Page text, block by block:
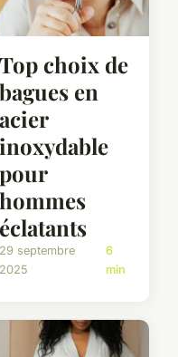
Top choix de
bagues en
acier
inoxydable
pour
hommes
éclatants
29 septembre
2025
6
min